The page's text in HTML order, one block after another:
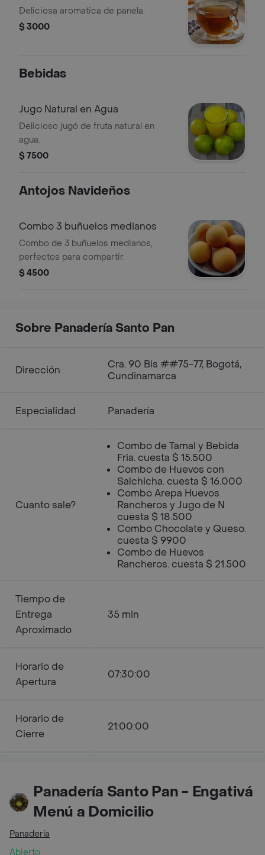
Deliciosa aromatica de panela.
$ 3000
Bebidas
Jugo Natural en Agua
Delicioso jugó de fruta natural en
agua.
$ 7500
Antojos Navideños
Combo 3 buñuelos medianos
Combo de 3 buñuelos medianos,
perfectos para compartir.
$ 4500
Sobre Panadería Santo Pan
Dirección
Cra. 90 Bis ##75-77, Bogotá,
Cundinamarca
Especialidad Panadería
Cuanto sale?
Combo de Tamal y Bebida
Fria. cuesta $ 15.500
Combo de Huevos con
Salchicha. cuesta $ 16.000
Combo Arepa Huevos
Rancheros y Jugo de N
cuesta $ 18.500
Combo Chocolate y Queso.
cuesta $ 9900
Combo de Huevos
Rancheros. cuesta $ 21.500
Tiempo de
Entrega
Aproximado
35 min
Horario de
Apertura
07:30:00
Horario de
Cierre
21:00:00
Panadería Santo Pan - Engativá
Menú a Domicilio
Panadería
Abierto